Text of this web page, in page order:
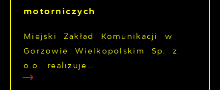
motorniczych
Miejski Zakład Komunikacji w
Gorzowie Wielkopolskim Sp. z
o.o. realizuje...